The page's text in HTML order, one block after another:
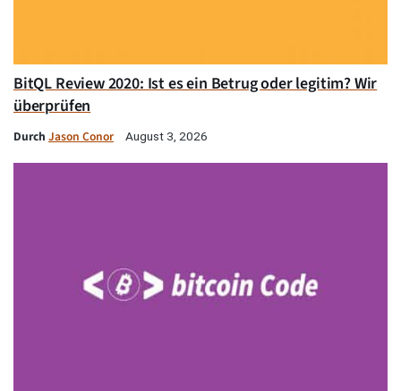
BitQL Review 2020: Ist es ein Betrug oder legitim? Wir
überprüfen
Durch Jason Conor August 3, 2026